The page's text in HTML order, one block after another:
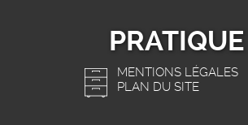
PRATIQUE
MENTIONS LÉGALES
PLAN DU SITE